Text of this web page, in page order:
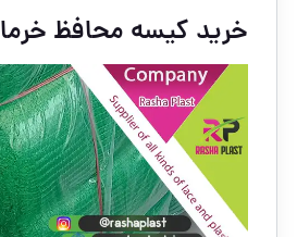
خرید کیسه محافظ خرما